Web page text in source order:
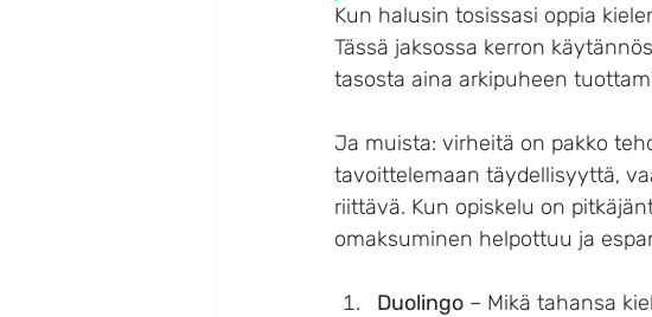
Kun halusin tosissasi oppia
Tässä jaksossa kerron
tasosta aina arkipuheen
Ja muista: virheitä on pakko
tavoittelemaan täydellisyyttä,
riittävä. Kun opiskelu on
omaksuminen helpottuu ja
Duolingo – Mikä tahansa